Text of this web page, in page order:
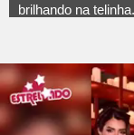
brilhando na
querem saber de
Flávia Alessandra!
Mundo Melhor!e
para o das nove
emissora e